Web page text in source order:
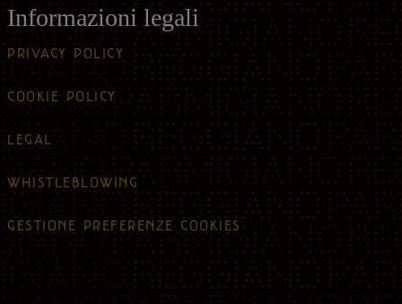
Informazioni legali
PRIVACY POLICY
COOKIE POLICY
LEGAL
WHISTLEBLOWING
GESTIONE PREFERENZE COOKIES